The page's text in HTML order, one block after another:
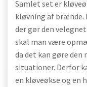
Samlet set er
kløvning af brænde.
der gør den
skal man være
da det kan gøre den
situationer. Derfor
en kløveøkse og en